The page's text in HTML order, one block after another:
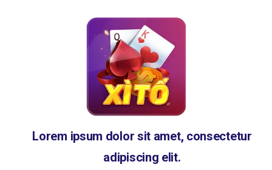
Lorem ipsum dolor sit amet, consectetur
adipiscing elit.